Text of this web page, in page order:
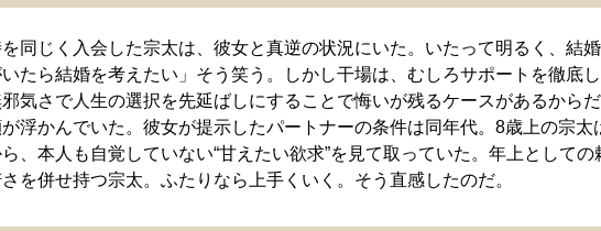
同じく入会した宗太は、彼女と真逆の状況にいた。いたって明るく、結
いたら結婚を考えたい」そう笑う。しかし干場は、むしろサポートを徹底
気さで人生の選択を先延ばしにすることで悔いが残るケースがあるから
浮かんでいた。彼女が提示したパートナーの条件は同年代。8歳上の宗太
、本人も自覚していない“甘えたい欲求”を見て取っていた。年上として
を併せ持つ宗太。ふたりなら上手くいく。そう直感したのだ。